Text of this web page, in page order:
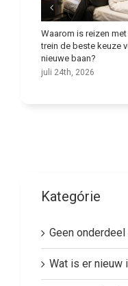
Waarom is reizen
trein de beste keuze
nieuwe baan?
juli 24th, 2026
Kategórie
Geen
Wat is er nieuw